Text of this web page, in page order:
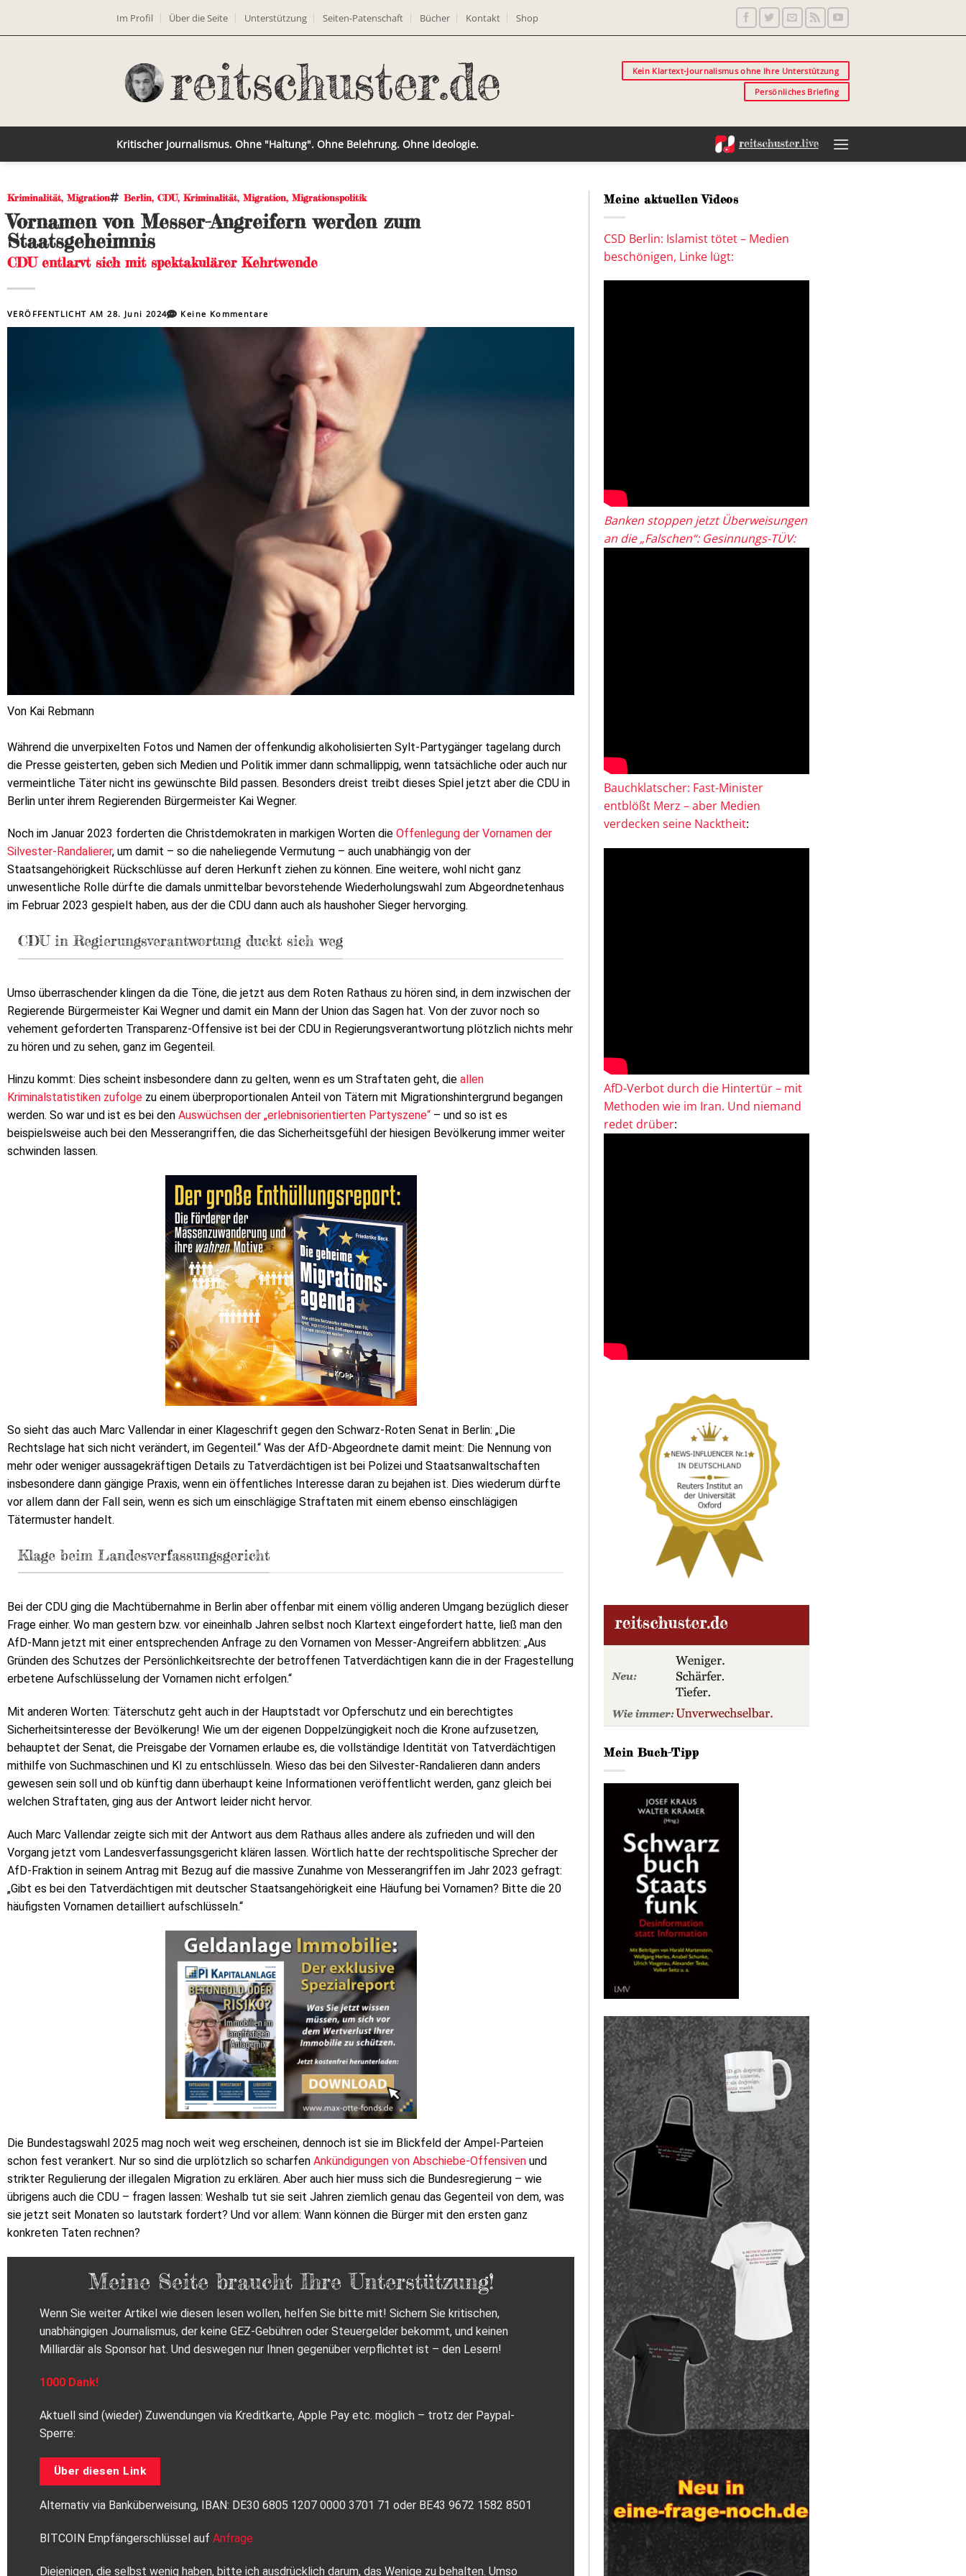
Im Profil Über die Seite Unterstützung Seiten-Patenschaft Bücher Kontakt Shop
Kein Klartext-Journalismus ohne Ihre Unterstützung
Persönliches Briefing
Kritischer Journalismus. Ohne "Haltung". Ohne Belehrung. Ohne Ideologie.
Kriminalität, Migration Berlin, CDU, Kriminalität, Migration, Migrationspolitik
Vornamen von Messer-Angreifern werden zum
Staatsgeheimnis
CDU entlarvt sich mit spektakulärer Kehrtwende
VERÖFFENTLICHT AM28. Juni 2024 Keine Kommentare
Von Kai Rebmann
Während die unverpixelten Fotos und Namen der offenkundig alkoholisierten Sylt-Partygänger tagelang durch
die Presse geisterten, geben sich Medien und Politik immer dann schmallippig, wenn tatsächliche oder auch nur
vermeintliche Täter nicht ins gewünschte Bild passen. Besonders dreist treibt dieses Spiel jetzt aber die CDU in
Berlin unter ihrem Regierenden Bürgermeister Kai Wegner.
Noch im Januar 2023 forderten die Christdemokraten in markigen Worten die Offenlegung der Vornamen der
Silvester-Randalierer, um damit – so die naheliegende Vermutung – auch unabhängig von der
Staatsangehörigkeit Rückschlüsse auf deren Herkunft ziehen zu können. Eine weitere, wohl nicht ganz
unwesentliche Rolle dürfte die damals unmittelbar bevorstehende Wiederholungswahl zum Abgeordnetenhaus
im Februar 2023 gespielt haben, aus der die CDU dann auch als haushoher Sieger hervorging.
CDU in Regierungsverantwortung duckt sich weg
Umso überraschender klingen da die Töne, die jetzt aus dem Roten Rathaus zu hören sind, in dem inzwischen der
Regierende Bürgermeister Kai Wegner und damit ein Mann der Union das Sagen hat. Von der zuvor noch so
vehement geforderten Transparenz-Offensive ist bei der CDU in Regierungsverantwortung plötzlich nichts mehr
zu hören und zu sehen, ganz im Gegenteil.
Hinzu kommt: Dies scheint insbesondere dann zu gelten, wenn es um Straftaten geht, die allen
Kriminalstatistiken zufolge zu einem überproportionalen Anteil von Tätern mit Migrationshintergrund begangen
werden. So war und ist es bei den Auswüchsen der „erlebnisorientierten Partyszene“ – und so ist es
beispielsweise auch bei den Messerangriffen, die das Sicherheitsgefühl der hiesigen Bevölkerung immer weiter
schwinden lassen.
So sieht das auch Marc Vallendar in einer Klageschrift gegen den Schwarz-Roten Senat in Berlin: „Die
Rechtslage hat sich nicht verändert, im Gegenteil.“ Was der AfD-Abgeordnete damit meint: Die Nennung von
mehr oder weniger aussagekräftigen Details zu Tatverdächtigen ist bei Polizei und Staatsanwaltschaften
insbesondere dann gängige Praxis, wenn ein öffentliches Interesse daran zu bejahen ist. Dies wiederum dürfte
vor allem dann der Fall sein, wenn es sich um einschlägige Straftaten mit einem ebenso einschlägigen
Tätermuster handelt.
Klage beim Landesverfassungsgericht
Bei der CDU ging die Machtübernahme in Berlin aber offenbar mit einem völlig anderen Umgang bezüglich dieser
Frage einher. Wo man gestern bzw. vor eineinhalb Jahren selbst noch Klartext eingefordert hatte, ließ man den
AfD-Mann jetzt mit einer entsprechenden Anfrage zu den Vornamen von Messer-Angreifern abblitzen: „Aus
Gründen des Schutzes der Persönlichkeitsrechte der betroffenen Tatverdächtigen kann die in der Fragestellung
erbetene Aufschlüsselung der Vornamen nicht erfolgen.“
Mit anderen Worten: Täterschutz geht auch in der Hauptstadt vor Opferschutz und ein berechtigtes
Sicherheitsinteresse der Bevölkerung! Wie um der eigenen Doppelzüngigkeit noch die Krone aufzusetzen,
behauptet der Senat, die Preisgabe der Vornamen erlaube es, die vollständige Identität von Tatverdächtigen
mithilfe von Suchmaschinen und KI zu entschlüsseln. Wieso das bei den Silvester-Randalieren dann anders
gewesen sein soll und ob künftig dann überhaupt keine Informationen veröffentlicht werden, ganz gleich bei
welchen Straftaten, ging aus der Antwort leider nicht hervor.
Auch Marc Vallendar zeigte sich mit der Antwort aus dem Rathaus alles andere als zufrieden und will den
Vorgang jetzt vom Landesverfassungsgericht klären lassen. Wörtlich hatte der rechtspolitische Sprecher der
AfD-Fraktion in seinem Antrag mit Bezug auf die massive Zunahme von Messerangriffen im Jahr 2023 gefragt:
„Gibt es bei den Tatverdächtigen mit deutscher Staatsangehörigkeit eine Häufung bei Vornamen? Bitte die 20
häufigsten Vornamen detailliert aufschlüsseln.“
Die Bundestagswahl 2025 mag noch weit weg erscheinen, dennoch ist sie im Blickfeld der Ampel-Parteien
schon fest verankert. Nur so sind die urplötzlich so scharfen Ankündigungen von Abschiebe-Offensiven und
strikter Regulierung der illegalen Migration zu erklären. Aber auch hier muss sich die Bundesregierung – wie
übrigens auch die CDU – fragen lassen: Weshalb tut sie seit Jahren ziemlich genau das Gegenteil von dem, was
sie jetzt seit Monaten so lautstark fordert? Und vor allem: Wann können die Bürger mit den ersten ganz
konkreten Taten rechnen?
Meine Seite braucht Ihre Unterstützung!
Wenn Sie weiter Artikel wie diesen lesen wollen, helfen Sie bitte mit! Sichern Sie kritischen,
unabhängigen Journalismus, der keine GEZ-Gebühren oder Steuergelder bekommt, und keinen
Milliardär als Sponsor hat. Und deswegen nur Ihnen gegenüber verpflichtet ist – den Lesern!
1000 Dank!
Aktuell sind (wieder) Zuwendungen via Kreditkarte, Apple Pay etc. möglich – trotz der Paypal-
Sperre:
Über diesen Link
Alternativ via Banküberweisung, IBAN: DE30 6805 1207 0000 3701 71 oder BE43 9672 1582 8501
BITCOIN Empfängerschlüssel auf Anfrage
Diejenigen, die selbst wenig haben, bitte ich ausdrücklich darum, das Wenige zu behalten. Umso
Meine aktuellen Videos
CSD Berlin: Islamist tötet – Medien
beschönigen, Linke lügt:
Banken stoppen jetzt Überweisungen
an die „Falschen“: Gesinnungs-TÜV:
Bauchklatscher: Fast-Minister
entblößt Merz – aber Medien
verdecken seine Nacktheit:
AfD-Verbot durch die Hintertür – mit
Methoden wie im Iran. Und niemand
redet drüber:
Mein Buch-Tipp